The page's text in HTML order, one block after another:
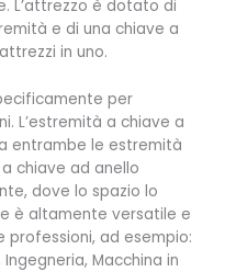
L’attrezzo è dotato di
e di una chiave a
in uno.
per
L’estremità a chiave a
entrambe le estremità
chiave ad anello
dove lo spazio lo
è altamente versatile e
professioni, ad esempio:
Macchina in